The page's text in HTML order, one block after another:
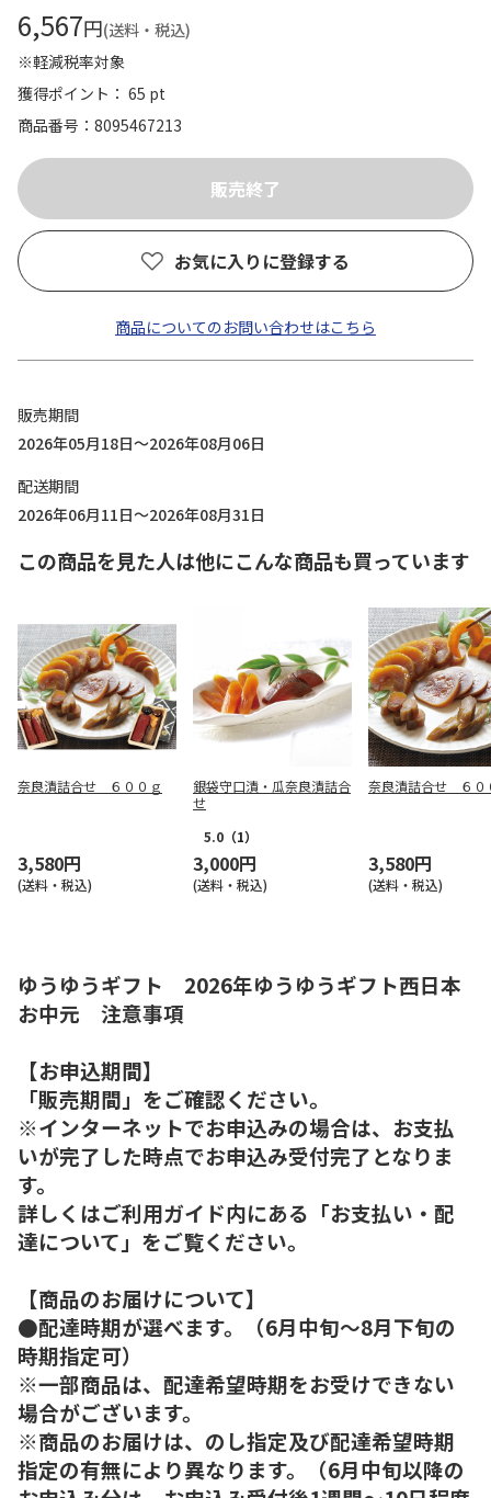
6,567円(送料・税込)
※軽減税率対象
獲得ポイント： 65 pt
商品番号
8095467213
お気に入りに登録する
商品についてのお問い合わせはこちら
販売期間
2026年05月18日～2026年08月06日
配送期間
2026年06月11日～2026年08月31日
この商品を見た人は他にこんな商品も買っています
奈良漬詰合せ ６００ｇ
3,580円
(送料・税込)
銀袋守口漬・瓜奈良漬詰合
せ
5.0 （1）
3,000円
(送料・税込)
奈良漬詰合せ ６０
3,580円
(送料・税込)
ゆうゆうギフト 2026年ゆうゆうギフト西日本
お中元 注意事項
【お申込期間】
「販売期間」をご確認ください。
※インターネットでお申込みの場合は、お支払
いが完了した時点でお申込み受付完了となりま
す。
詳しくはご利用ガイド内にある「お支払い・配
達について」をご覧ください。
【商品のお届けについて】
●配達時期が選べます。（6月中旬～8月下旬の
時期指定可）
※一部商品は、配達希望時期をお受けできない
場合がございます。
※商品のお届けは、のし指定及び配達希望時期
指定の有無により異なります。（6月中旬以降の